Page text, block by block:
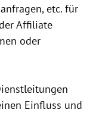
etc. für
Affiliate
oder
Einfluss und